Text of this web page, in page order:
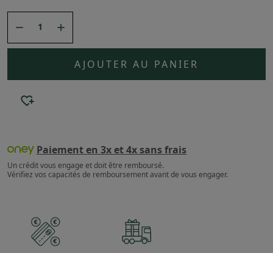
 
AJOUTER AU PANIER
Paiement en 3x et 4x sans frais
Un crédit vous engage et doit être remboursé.
Vérifiez vos capacités de remboursement avant de vous engager.